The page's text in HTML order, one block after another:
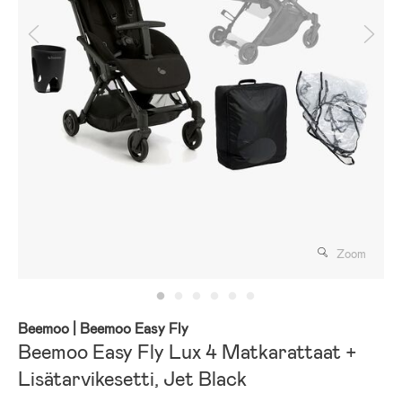
Zoom
Beemoo | Beemoo Easy Fly
Beemoo Easy Fly Lux 4 Matkarattaat +
Lisätarvikesetti, Jet Black